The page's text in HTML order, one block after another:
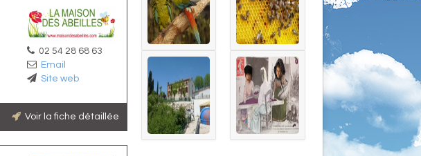
02 54 28 68 63
Email
Site web
Voir la fiche détaillée